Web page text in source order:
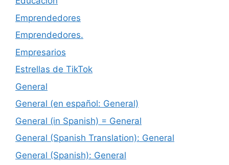
Emprendedores
Emprendedores.
Empresarios
Estrellas de TikTok
General
General (en español: General)
General (in Spanish) = General
General (Spanish Translation): General
General (Spanish): General